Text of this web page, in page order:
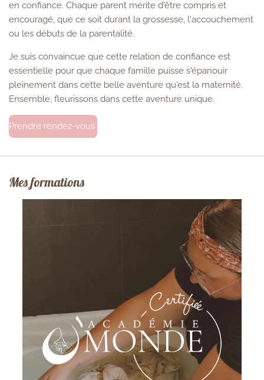
en confiance. Chaque parent mérite d'être compris et
encouragé, que ce soit durant la grossesse, l'accouchement
ou les débuts de la parentalité.
Je suis convaincue que cette relation de confiance est
essentielle pour que chaque famille puisse s'épanouir
pleinement dans cette belle aventure qu'est la maternité.
Ensemble, fleurissons dans cette aventure unique.
Prendre rendez-vous
Mes formations